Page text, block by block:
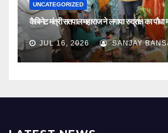
UNCATEGORIZED
कैबिनेट मंत्री सतपाल महाराज ने लगाया रुद्राक्ष का पौधा
JUL 16, 2026 SANJAY